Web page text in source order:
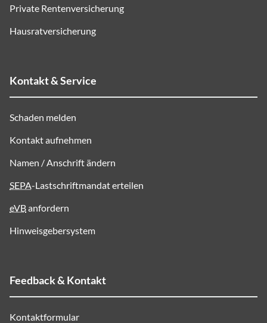
Private Rentenversicherung
Hausratversicherung
Kontakt & Service
Schaden melden
Kontakt aufnehmen
Namen / Anschrift ändern
SEPA-Lastschriftmandat erteilen
eVBanfordern
Hinweisgebersystem
Feedback & Kontakt
Kontaktformular